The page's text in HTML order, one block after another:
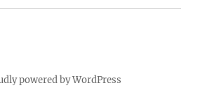
powered by WordPress